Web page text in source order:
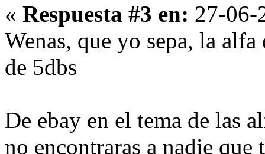
« Respuesta #3 en: 27-06-
Wenas, que yo sepa, la
de 5dbs
De ebay en el tema de las
no encontraras a nadie que